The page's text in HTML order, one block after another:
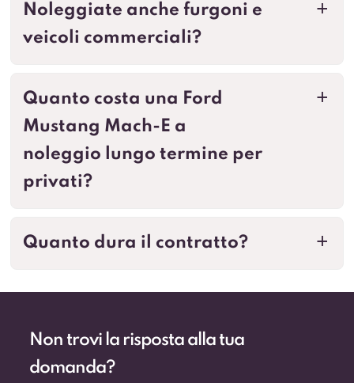
a
Noleggiate anche furgoni e
veicoli commerciali?
a
Quanto costa una Ford
Mustang Mach-E a
noleggio lungo termine per
privati?
a
Quanto dura il contratto?
Non trovi la risposta alla tua
domanda?